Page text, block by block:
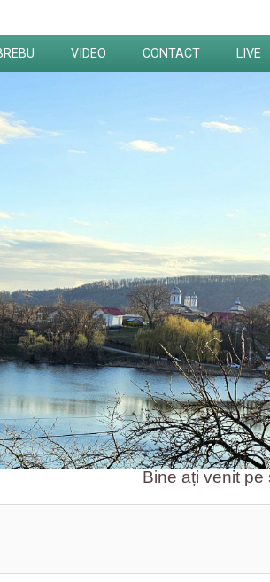
VIDEO CONTACT LIVE
Bine ați venit pe site-